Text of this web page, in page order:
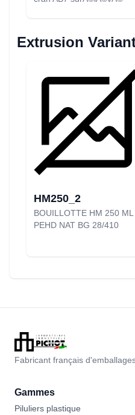
Extrusion
HM250_2
BOUILLOTTE HM 250 ML
PEHD NAT BG 28/410
Fabricant français
Gammes
Piluliers plastique